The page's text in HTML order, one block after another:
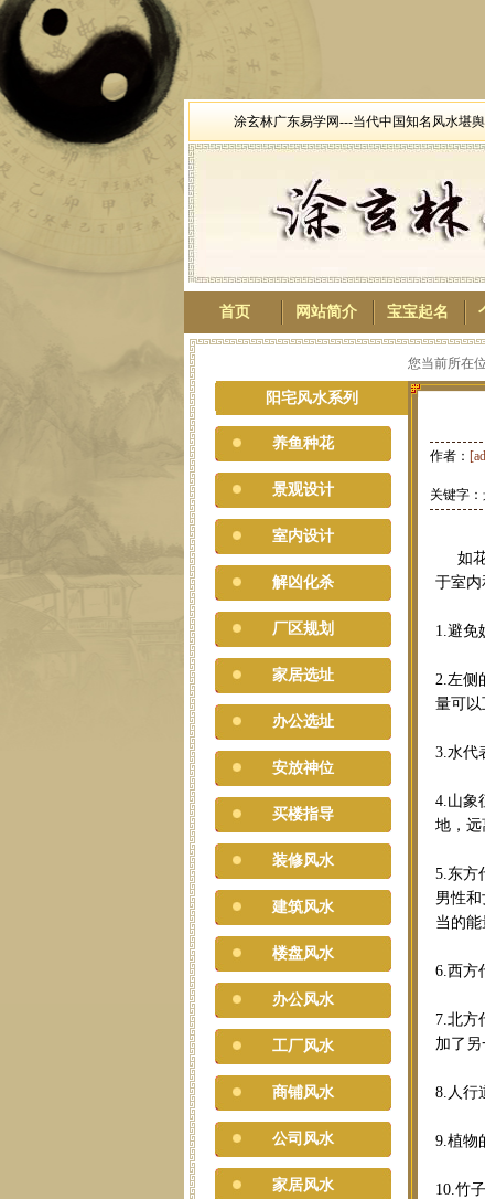
涂玄林广东易学网---当代中国知名风水堪
首页 网站简介 宝宝起名
阳宅风水系列
养鱼种花
景观设计
室内设计
解凶化杀
厂区规划
家居选址
办公选址
安放神位
买楼指导
装修风水
建筑风水
楼盘风水
办公风水
工厂风水
商铺风水
公司风水
家居风水
您当前所在
作者：
关键字
如花
于室内
1.避免
2.左侧
量可以
3.水代
4.山象
地，远
5.东方
男性
当的能
6.西方
7.北方
加了另
8.人行
9.植物
10.竹